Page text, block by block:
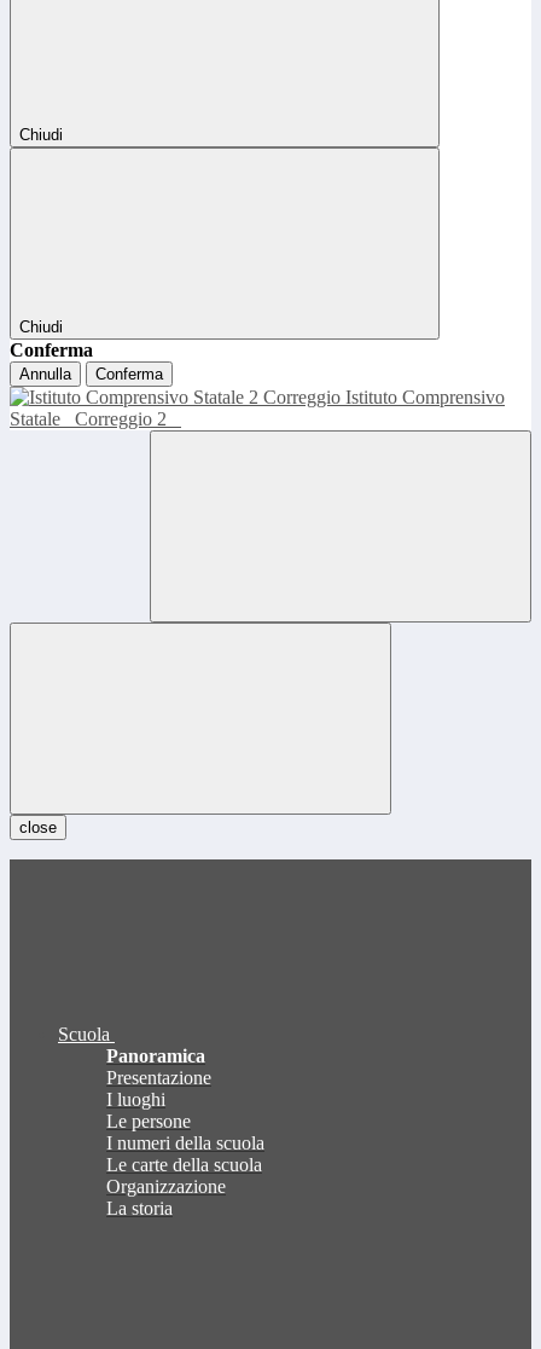
Chiudi
Chiudi
Conferma
Annulla Conferma
Istituto Comprensivo
Statale
Correggio 2
close
Scuola
Panoramica
Presentazione
I luoghi
Le persone
I numeri della scuola
Le carte della scuola
Organizzazione
La storia